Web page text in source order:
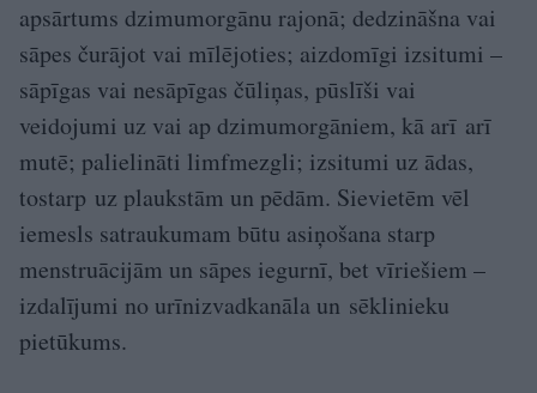
apsārtums dzimumorgānu rajonā; dedzināšna vai
sāpes čurājot vai mīlējoties; aizdomīgi izsitumi –
sāpīgas vai nesāpīgas čūliņas, pūslīši vai
veidojumi uz vai ap dzimumorgāniem, kā arī arī
mutē; palielināti limfmezgli; izsitumi uz ādas,
tostarp uz plaukstām un pēdām. Sievietēm vēl
iemesls satraukumam būtu asiņošana starp
menstruācijām un sāpes iegurnī, bet vīriešiem –
izdalījumi no urīnizvadkanāla un sēklinieku
pietūkums.